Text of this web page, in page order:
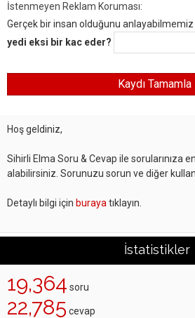
İstenmeyen Reklam Koruması:
Gerçek bir insan olduğunu anlayabilmemiz
yedi eksi bir kac eder?
Hoş geldiniz,
Sihirli Elma Soru & Cevap ile sorularınıza
alabilirsiniz. Sorunuzu sorun ve diğer
Detaylı bilgi için buraya tıklayın.
İstatistikler
19,364 soru
22,785 cevap